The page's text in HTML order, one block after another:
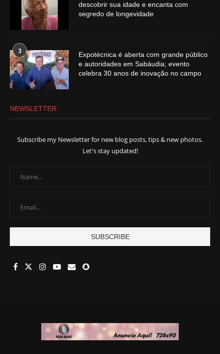
descobrir sua idade e encanta com
segredo de longevidade
3
Expotécnica é aberta com grande público
e autoridades em Sabáudia; evento
celebra 30 anos de inovação no campo
NEWSLETTER
Subscribe my Newsletter for new blog posts, tips & new photos.
Let's stay updated!